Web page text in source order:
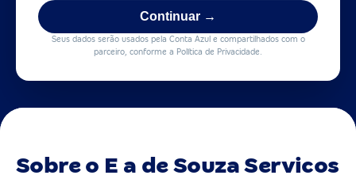
Continuar →
Seus dados serão usados pela Conta Azul e compartilhados com o
parceiro, conforme a Política de Privacidade.
Sobre o E a de Souza Servicos